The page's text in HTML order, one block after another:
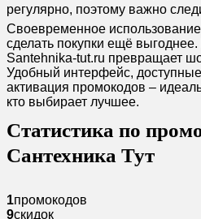
регулярно, поэтому важно
Своевременное
сделать покупки ещё
Santehnika-tut.ru превращает
Удобный интерфейс,
активация промокодов –
кто выбирает лучшее.
Статистика по
Сантехника Тут
1промокодов
9скидок